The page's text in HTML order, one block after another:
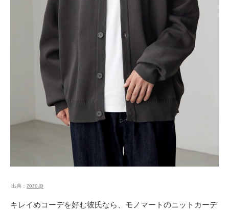
出典： zozo.jp
キレイめコーデを好む彼氏なら、モノマートのニットカーデ